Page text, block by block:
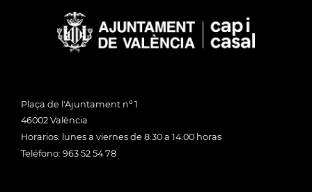
Plaça de l'Ajuntament nº 1
46002 València
Horarios: lunes a viernes de 8:30 a 14:00 horas
Teléfono: 963 52 54 78